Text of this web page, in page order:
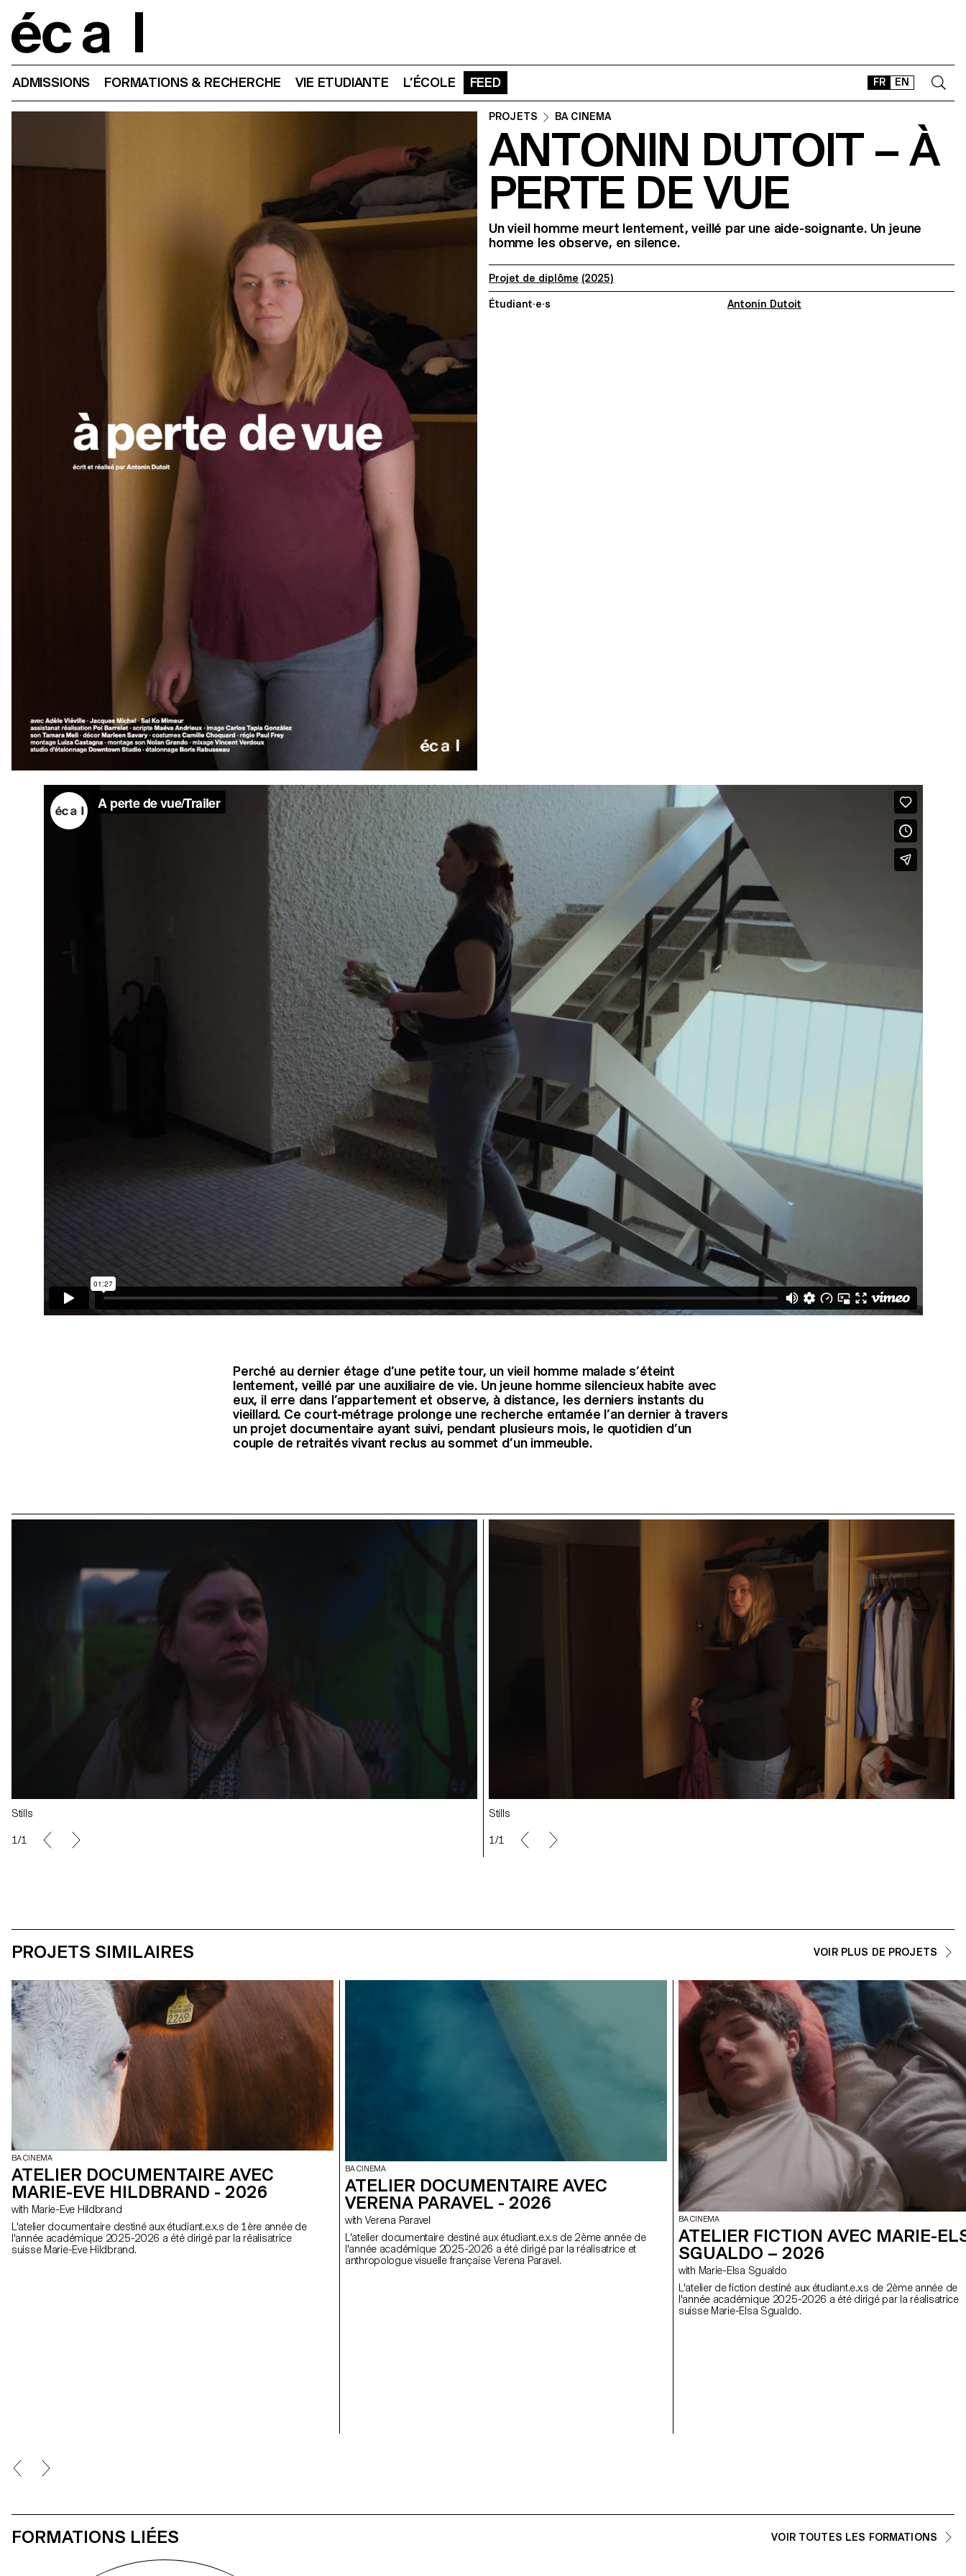
FR EN
ADMISSIONS FORMATIONS & RECHERCHE VIE ETUDIANTE L’ÉCOLE FEED
CONTACT
Instagram
Facebook
LinkedIn
Vimeo
PROJETS BA CINEMA
ANTONIN DUTOIT – À
PERTE DE VUE
Un vieil homme meurt lentement, veillé par une aide-soignante. Un jeune
homme les observe, en silence.
Projet de diplôme (2025)
Étudiant·e·s Antonin Dutoit
Perché au dernier étage d’une petite tour, un vieil homme malade s’éteint
lentement, veillé par une auxiliaire de vie. Un jeune homme silencieux habite avec
eux, il erre dans l’appartement et observe, à distance, les derniers instants du
vieillard. Ce court-métrage prolonge une recherche entamée l’an dernier à travers
un projet documentaire ayant suivi, pendant plusieurs mois, le quotidien d’un
couple de retraités vivant reclus au sommet d’un immeuble.
Stills
1/1
Stills
1/1
PROJETS SIMILAIRES VOIR PLUS DE PROJETS
BA CINEMA
ATELIER DOCUMENTAIRE AVEC
MARIE-EVE HILDBRAND - 2026
with Marie-Eve Hildbrand
L'atelier documentaire destiné aux étudiant.e.x.s de 1ère année de
l'année académique 2025-2026 a été dirigé par la réalisatrice
suisse Marie-Eve Hildbrand.
BA CINEMA
ATELIER DOCUMENTAIRE AVEC
VERENA PARAVEL - 2026
with Verena Paravel
L'atelier documentaire destiné aux étudiant.e.x.s de 2ème année de
l'année académique 2025-2026 a été dirigé par la réalisatrice et
anthropologue visuelle française Verena Paravel.
BA CINEMA
ATELIER FICTION AVEC MARIE-
SGUALDO – 2026
with Marie-Elsa Sgualdo
L'atelier de fiction destiné aux étudiant.e.x.s de 2ème année de
l'année académique 2025-2026 a été dirigé par la réalisatrice
suisse Marie-Elsa Sgualdo.
FORMATIONS LIÉES VOIR TOUTES LES FORMATIONS